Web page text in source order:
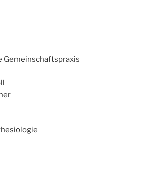
Gemeinschaftspraxis